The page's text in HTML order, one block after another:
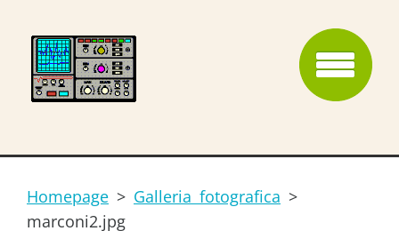
Homepage > Galleria fotografica >
marconi2.jpg